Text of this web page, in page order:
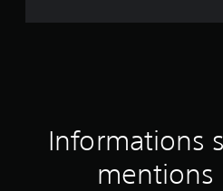
Informations
mentions